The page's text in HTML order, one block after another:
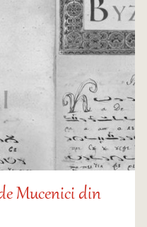
Mucenici din